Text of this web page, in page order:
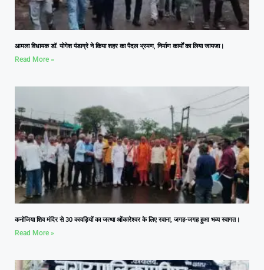
आमला विधायक डॉ. योगेश पंडाग्रे ने किया शहर का पैदल भ्रमण, निर्माण कार्यों का लिया जायजा।
Read More »
कनोजिया शिव मंदिर से 30 कावड़ियों का जत्था ओंकारेश्वर के लिए रवाना, जगह-जगह हुआ भव्य स्वागत।
Read More »